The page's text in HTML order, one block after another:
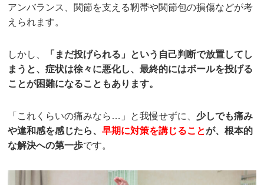
アンバランス、関節を支える靭帯や関節包の損傷などが考
えられます。
しかし、
「まだ投げられる」という自己判断で放置してし
まうと、症状は徐々に悪化し、最終的にはボールを投げる
ことが困難になることもあります。
「これくらいの痛みなら…」と我慢せずに、 少しでも痛み
や違和感を感じたら、早期に対策を講じることが、根本的
な解決への第一歩です。